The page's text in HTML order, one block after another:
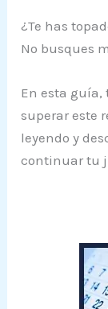
¿Te has
No busques
En esta guía,
superar este
leyendo y
continuar tu